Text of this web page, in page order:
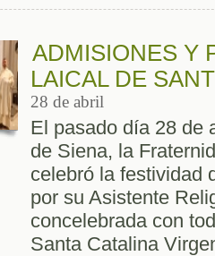
ADMISIONES Y
LAICAL DE
28 de abril
El pasado día 28 de
de Siena, la
celebró la festividad
por su Asistente
concelebrada con
Santa Catalina